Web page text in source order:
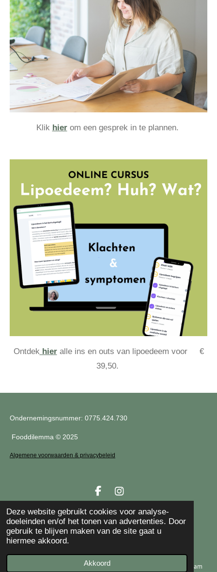
Deze website gebruikt cookies voor analyse-
doeleinden en/of het tonen van advertenties. Door
gebruik te blijven maken van de site gaat u
hiermee akkoord.
Akkoord
Klik hier om een gesprek in te plannen.
Ontdekhier alle ins en outs van lipoedeem voor €
39,50.
Ondernemingsnummer: 0775.424.730
Fooddilemma © 2025
Algemene voorwaarden & privacybeleid
F
c
e
b
o
k
I
s
t
a
r
Volg mij opInstagram en Facebook!
Ieper, Langemark & Wijtschate
Telefoonnummer Instagram